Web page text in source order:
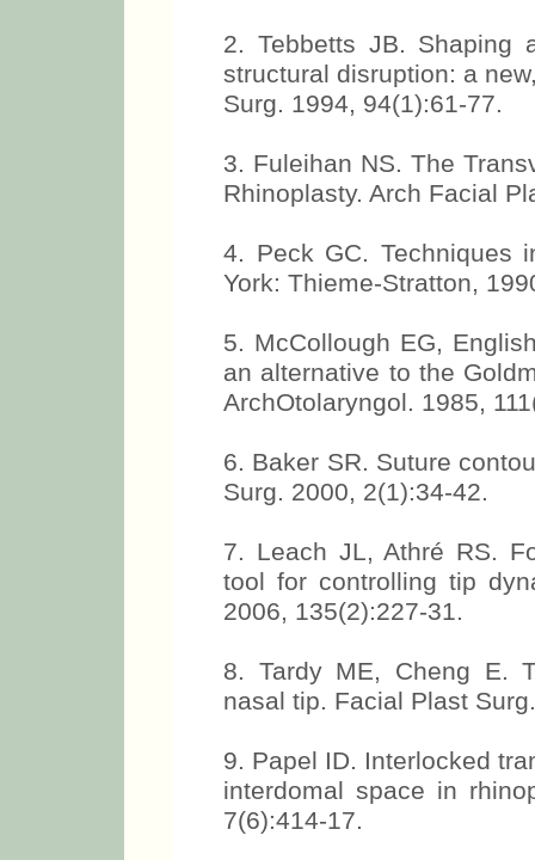
2. Tebbetts JB. Shaping
structural disruption: a
Surg. 1994, 94(1):61-77.
3. Fuleihan NS. The
Rhinoplasty. Arch Facial
4. Peck GC. Techniques
York: Thieme-Stratton,
5. McCollough EG,
an alternative to the
ArchOtolaryngol. 1985,
6. Baker SR. Suture
Surg. 2000, 2(1):34-42.
7. Leach JL, Athré RS.
tool for controlling tip
2006, 135(2):227-31.
8. Tardy ME, Cheng E.
nasal tip. Facial Plast
9. Papel ID. Interlocked
interdomal space in
7(6):414-17.